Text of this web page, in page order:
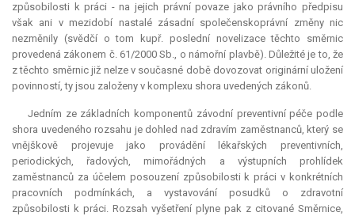
způsobilosti k práci - na jejich právní povaze jako právního předpisu
však ani v mezidobí nastalé zásadní společenskoprávní změny nic
nezměnily (svědčí o tom kupř. poslední novelizace těchto směrnic
provedená zákonem č. 61/2000 Sb., o námořní plavbě). Důležité je to, že
z těchto směrnic již nelze v současné době dovozovat originární uložení
povinností, ty jsou založeny v komplexu shora uvedených zákonů.
Jedním ze základních komponentů závodní preventivní péče podle
shora uvedeného rozsahu je dohled nad zdravím zaměstnanců, který se
vnějškově projevuje jako provádění lékařských preventivních,
periodických, řadových, mimořádných a výstupních prohlídek
zaměstnanců za účelem posouzení způsobilosti k práci v konkrétních
pracovních podmínkách, a vystavování posudků o zdravotní
způsobilosti k práci. Rozsah vyšetření plyne pak z citované Směrnice,